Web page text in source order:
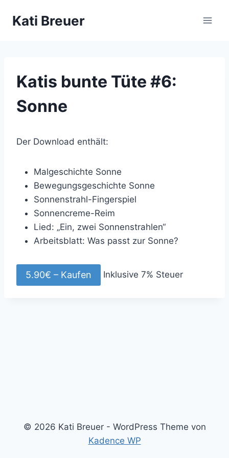
InhaltKati Breuer
Katis bunte Tüte #6:
Sonne
Der Download enthält:
Malgeschichte Sonne
Bewegungsgeschichte Sonne
Sonnenstrahl-Fingerspiel
Sonnencreme-Reim
Lied: „Ein, zwei Sonnenstrahlen“
Arbeitsblatt: Was passt zur Sonne?
5.90€ – Kaufen Inklusive 7% Steuer
© 2026 Kati Breuer - WordPress Theme von
Kadence WP